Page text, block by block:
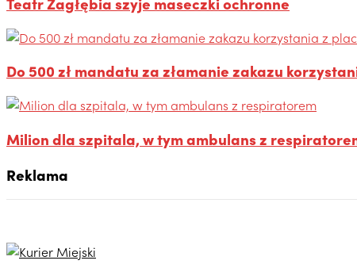
Do 500 zł mandatu za złamanie zakazu
Milion dla szpitala, w tym ambulans z
Reklama